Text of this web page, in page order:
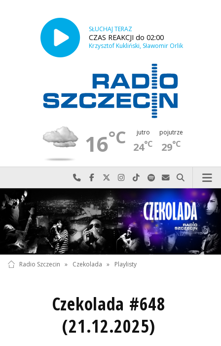
SŁUCHAJ TERAZ
CZAS REAKCJI do 02:00
Krzysztof Kukliński, Sławomir Orlik
16°C jutro
24°C
pojutrze
29°C
Najlepiej po prostu do nas zadzwoń
Odwiedź nas na Facebook-u
Odwiedź nas na X
Odwiedź nas na Instagram-ie
Odwiedź nas na TikTok-u
Szukaj nas na Spotify
Wyślij do nas
Szukaj
Radio Szczecin » Czekolada » Playlisty
Czekolada #648
(21.12.2025)